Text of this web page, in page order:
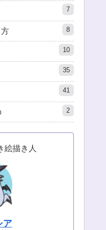
7
8
10
35
41
2
絵描き人
ア